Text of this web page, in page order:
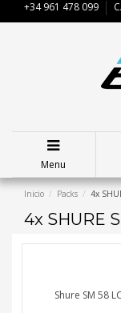
+34 961 478 099
Menu
Inicio Packs 4x
4x SHURE
Shure SM 58